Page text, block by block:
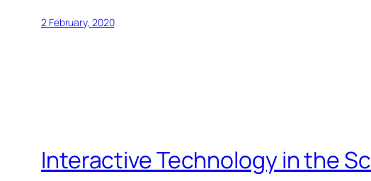
2 February, 2020
Interactive Technology in the